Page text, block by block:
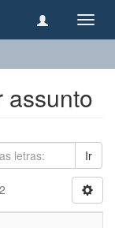
assunto
Ir